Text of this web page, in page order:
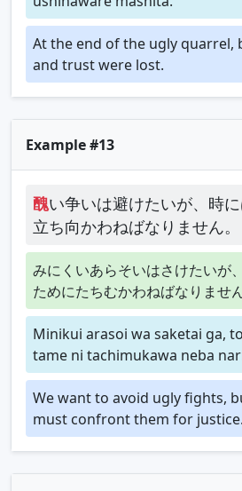
At the end of the ugly quarrel,
and trust were lost.
Example #13
醜い争いは避けたいが、時
立ち向かわねばなりません。
みにくいあらそいはさけたいが
ためにたちむかわねばなりません
Minikui arasoi wa saketai ga,
tame ni tachimukawa neba
We want to avoid ugly fights,
must confront them for justice.